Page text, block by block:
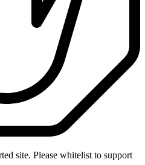
site. Please whitelist to support